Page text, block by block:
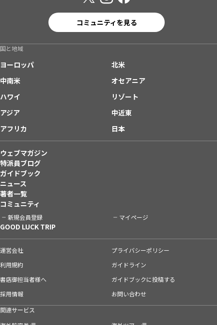
コミュニティを見る
国と地域
ヨーロッパ
北米
中南米
オセアニア
ハワイ
リゾート
アジア
中近東
アフリカ
日本
ウェブマガジン
特派員ブログ
ガイドブック
ニュース
著者一覧
コミュニティ
新規会員登録 マイページ
GOOD LUCK TRIP
運営会社
プライバシーポリシー
利用規約
ガイドライン
書店御担当者様へ
ガイドブックに投稿する
採用情報
お問い合わせ
関連サービス